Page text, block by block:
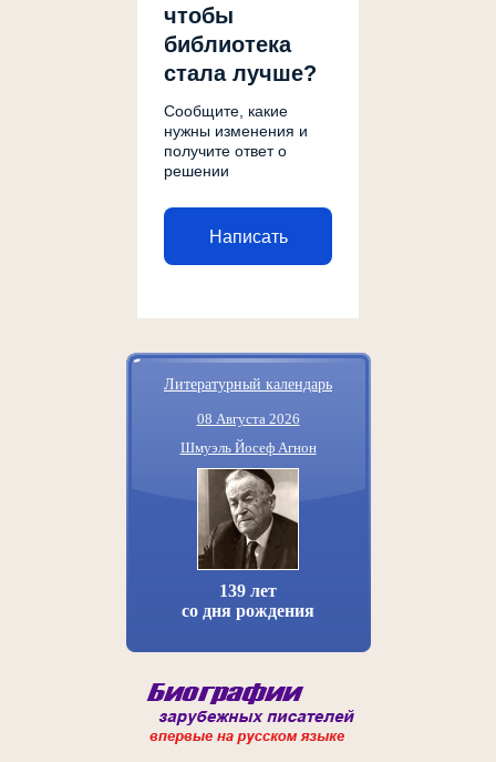
чтобы
библиотека
стала лучше?
Сообщите, какие
нужны изменения и
получите ответ о
решении
Написать
Литературный календарь
08 Августа 2026
Шмуэль Йосеф Агнон
139 лет
со дня рождения